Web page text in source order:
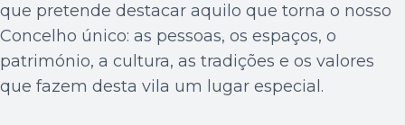
que pretende destacar aquilo que torna o nosso
Concelho único: as pessoas, os espaços, o
património, a cultura, as tradições e os valores
que fazem desta vila um lugar especial.